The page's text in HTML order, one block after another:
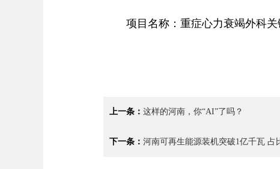
项目名称：重症心力衰竭外科关
上一条： 这样的河南，你“AI”了吗？
下一条： 河南可再生能源装机突破1亿千瓦 占